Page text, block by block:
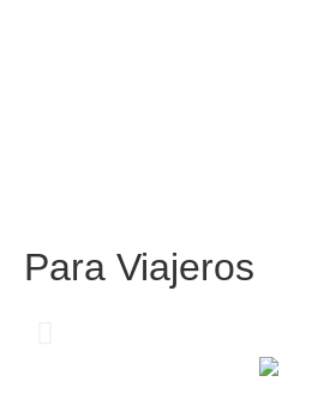
Para Viajeros
Centros comerciales